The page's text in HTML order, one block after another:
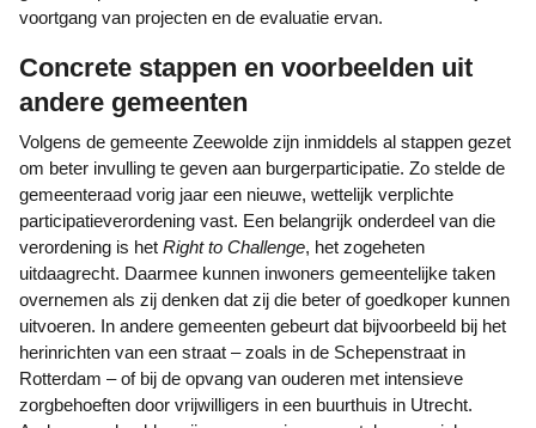
voortgang van projecten en de evaluatie ervan.
Concrete stappen en voorbeelden uit
andere gemeenten
Volgens de gemeente Zeewolde zijn inmiddels al stappen gezet
om beter invulling te geven aan burgerparticipatie. Zo stelde de
gemeenteraad vorig jaar een nieuwe, wettelijk verplichte
participatieverordening vast. Een belangrijk onderdeel van die
verordening is het Right to Challenge, het zogeheten
uitdaagrecht. Daarmee kunnen inwoners gemeentelijke taken
overnemen als zij denken dat zij die beter of goedkoper kunnen
uitvoeren. In andere gemeenten gebeurt dat bijvoorbeeld bij het
herinrichten van een straat – zoals in de Schepenstraat in
Rotterdam – of bij de opvang van ouderen met intensieve
zorgbehoeften door vrijwilligers in een buurthuis in Utrecht.